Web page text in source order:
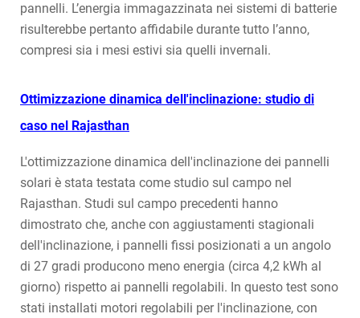
pannelli. L’energia immagazzinata nei sistemi di batterie
risulterebbe pertanto affidabile durante tutto l’anno,
compresi sia i mesi estivi sia quelli invernali.
Ottimizzazione dinamica dell'inclinazione: studio di
caso nel Rajasthan
L'ottimizzazione dinamica dell'inclinazione dei pannelli
solari è stata testata come studio sul campo nel
Rajasthan. Studi sul campo precedenti hanno
dimostrato che, anche con aggiustamenti stagionali
dell'inclinazione, i pannelli fissi posizionati a un angolo
di 27 gradi producono meno energia (circa 4,2 kWh al
giorno) rispetto ai pannelli regolabili. In questo test sono
stati installati motori regolabili per l'inclinazione, con